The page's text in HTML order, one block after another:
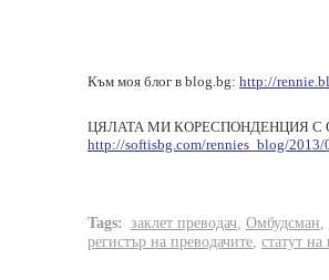
Към моя блог в blog.bg: http://
ЦЯЛАТА МИ КОРЕСПОНДЕНЦИЯ С
http://softisbg.com/rennies_blog/
Tags: заклет преводач, Омбудсман,
регистър на преводачите, статут на